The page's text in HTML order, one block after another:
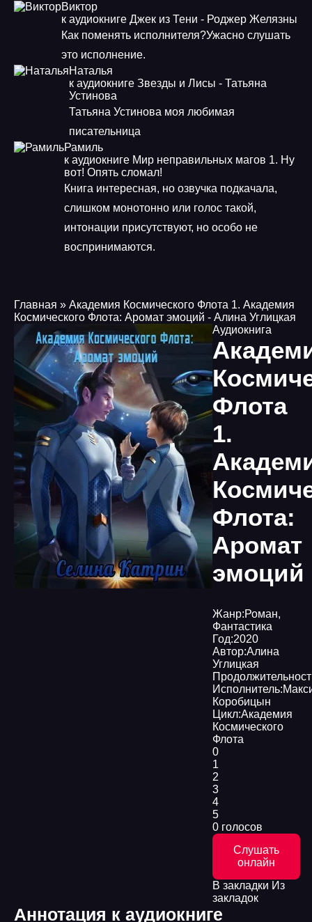
Виктор
к аудиокниге Джек из Тени - Роджер Желязны
Как поменять исполнителя?Ужасно слушать
это исполнение.
Наталья
к аудиокниге Звезды и Лисы - Татьяна
Устинова
Татьяна Устинова моя любимая
писательница
Рамиль
к аудиокниге Мир неправильных магов 1. Ну
вот! Опять сломал!
Книга интересная, но озвучка подкачала,
слишком монотонно или голос такой,
интонации присутствуют, но особо не
воспринимаются.
Главная » Академия Космического Флота 1. Академия
Космического Флота: Аромат эмоций - Алина Углицкая
Аудиокнига
Флота
1.
Флота:
Аромат
эмоций
Жанр:Роман,
Фантастика
Год:2020
Автор:Алина
Углицкая
Исполнитель:
Коробицын
Цикл:Академия
Космического
Флота
0
1
2
3
4
5
0 голосов
Слушать
онлайн
В закладки Из
закладок
Аннотация к аудиокниге